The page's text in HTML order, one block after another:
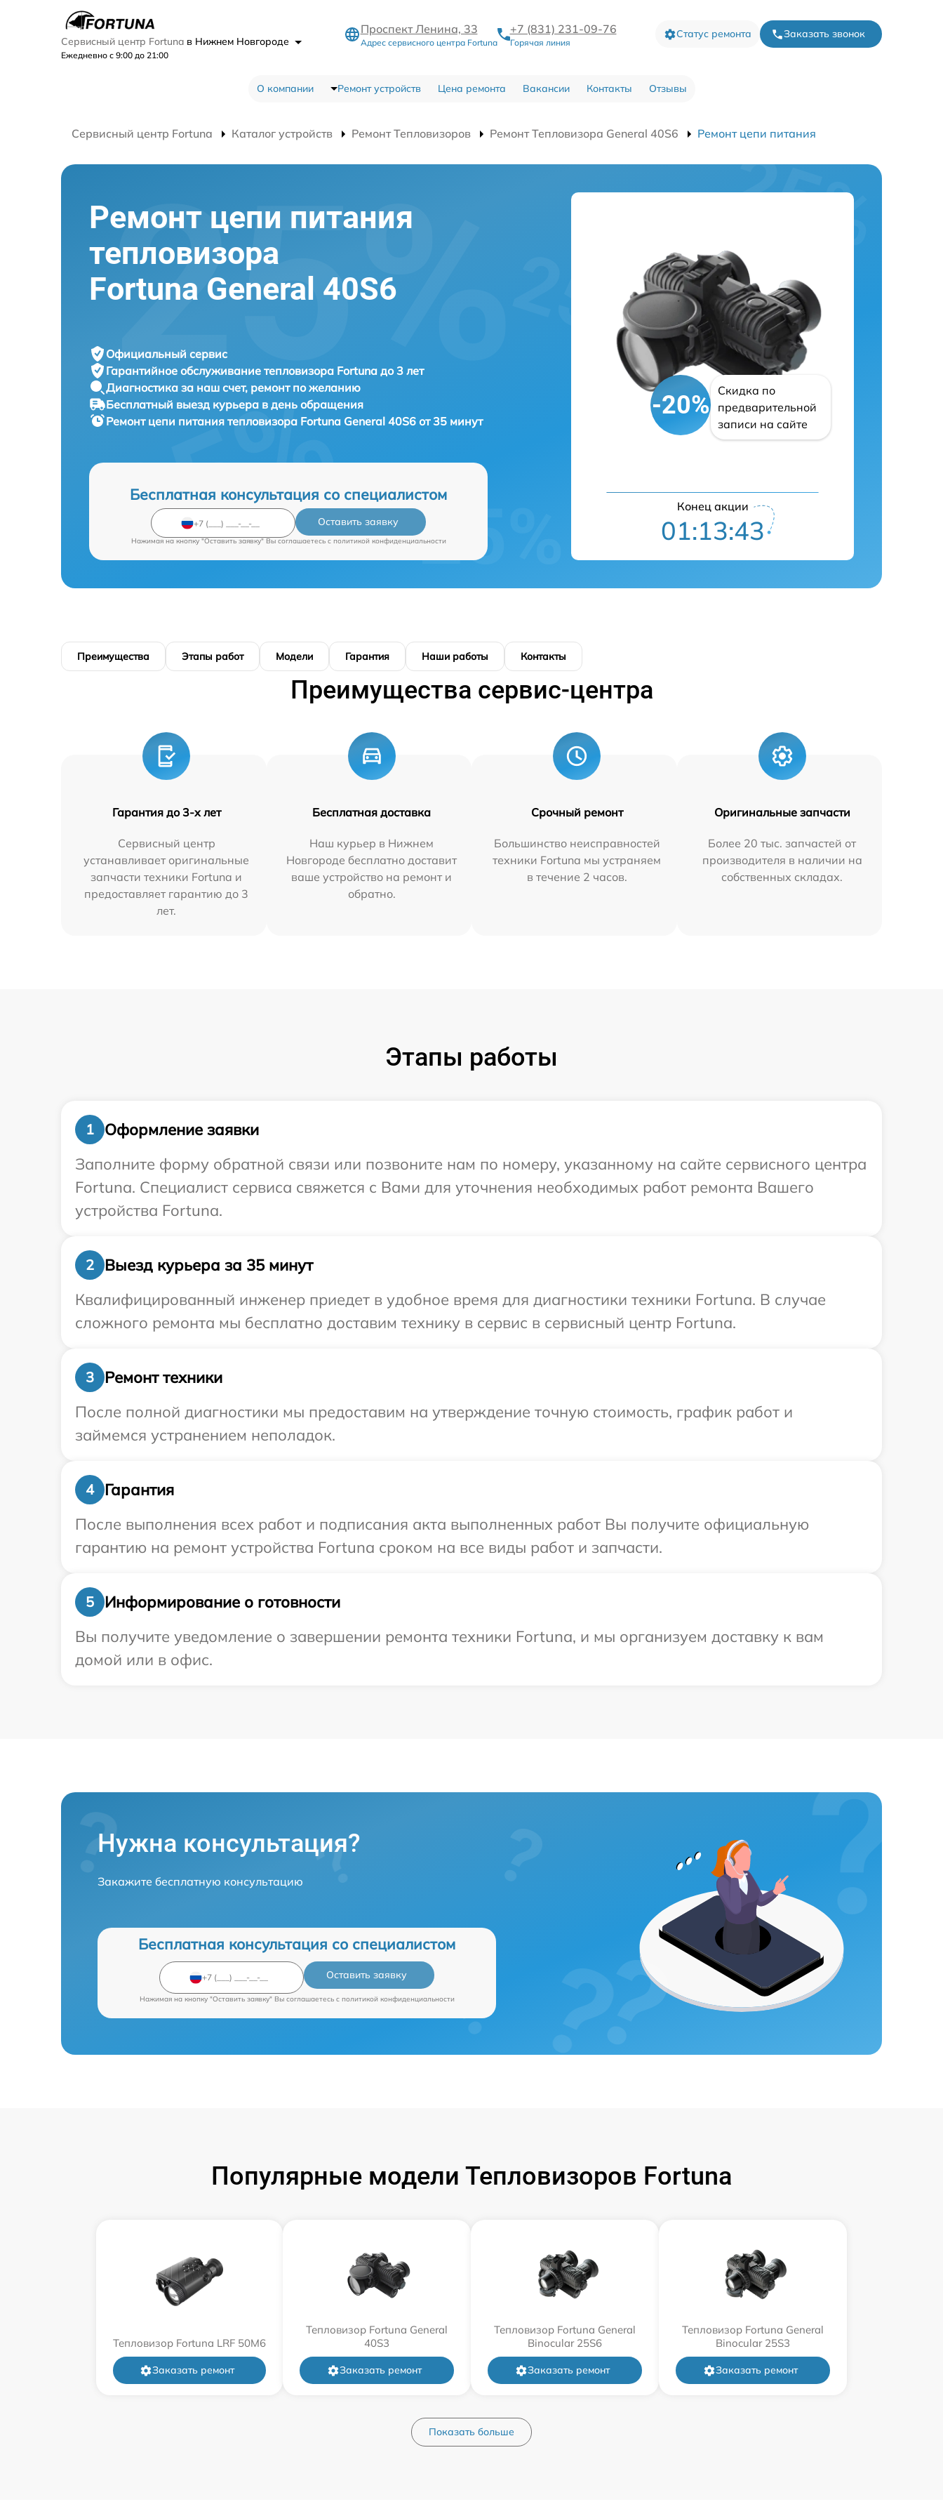
Сервисный центр Fortuna в Нижнем Новгороде
Ежедневно с 9:00 до 21:00
Проспект Ленина, 33
Адрес сервисного центра Fortuna
+7 (831) 231-09-76
Горячая линия
Статус ремонта Заказать звонок
О компании Ремонт устройств Цена ремонта Вакансии Контакты Отзывы
Сервисный центр Fortuna Каталог устройств Ремонт Тепловизоров Ремонт Тепловизора General 40S6 Ремонт цепи питания
Ремонт цепи питания
тепловизора
Fortuna General 40S6
Официальный сервис
Гарантийное обслуживание тепловизора Fortuna до 3 лет
Диагностика за наш счет, ремонт по желанию
Бесплатный выезд курьера в день обращения
Ремонт цепи питания тепловизора Fortuna General 40S6 от 35 минут
Бесплатная консультация со специалистом
Оставить заявку
Нажимая на кнопку "Оставить заявку" Вы соглашаетесь c политикой конфиденциальности
-20%
Скидка по
предварительной
записи на сайте
Конец акции
01:13:42
Преимущества Этапы работ Модели Гарантия Наши работы Контакты
Преимущества сервис-центра
Гарантия до 3-х лет
Сервисный центр
устанавливает оригинальные
запчасти техники Fortuna и
предоставляет гарантию до 3
лет.
Бесплатная доставка
Наш курьер в Нижнем
Новгороде бесплатно доставит
ваше устройство на ремонт и
обратно.
Срочный ремонт
Большинство неисправностей
техники Fortuna мы устраняем
в течение 2 часов.
Оригинальные запчасти
Более 20 тыс. запчастей от
производителя в наличии на
собственных складах.
Этапы работы
1
Оформление заявки
Заполните форму обратной связи или позвоните нам по номеру, указанному на сайте сервисного центра
Fortuna. Специалист сервиса свяжется с Вами для уточнения необходимых работ ремонта Вашего
устройства Fortuna.
2
Выезд курьера за 35 минут
Квалифицированный инженер приедет в удобное время для диагностики техники Fortuna. В случае
сложного ремонта мы бесплатно доставим технику в сервис в сервисный центр Fortuna.
3
Ремонт техники
После полной диагностики мы предоставим на утверждение точную стоимость, график работ и
займемся устранением неполадок.
4
Гарантия
После выполнения всех работ и подписания акта выполненных работ Вы получите официальную
гарантию на ремонт устройства Fortuna сроком на все виды работ и запчасти.
5
Информирование о готовности
Вы получите уведомление о завершении ремонта техники Fortuna, и мы организуем доставку к вам
домой или в офис.
Нужна консультация?
Закажите бесплатную консультацию
Бесплатная консультация со специалистом
Оставить заявку
Нажимая на кнопку "Оставить заявку" Вы соглашаетесь c политикой конфиденциальности
Популярные модели Тепловизоров Fortuna
Тепловизор Fortuna LRF 50M6
Заказать ремонт
Тепловизор Fortuna General
40S3
Заказать ремонт
Тепловизор Fortuna General
Binocular 25S6
Заказать ремонт
Тепловизор Fortuna General
Binocular 25S3
Заказать ремонт
Показать больше